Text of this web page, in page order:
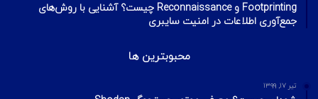
Footprinting و Reconnaissance چیست؟ آشنایی با روش‌های
جمع‌آوری اطلاعات در امنیت سایبری
محبوبترین ها
تیر ۱۷, ۱۳۹۹